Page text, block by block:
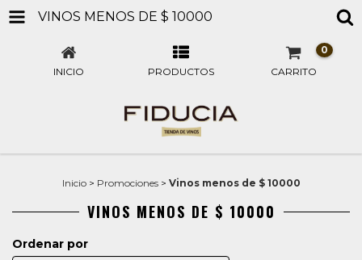
VINOS MENOS DE $ 10000
INICIO PRODUCTOS CARRITO
0
Inicio > Promociones > Vinos menos de $ 10000
VINOS MENOS DE $ 10000
Ordenar por